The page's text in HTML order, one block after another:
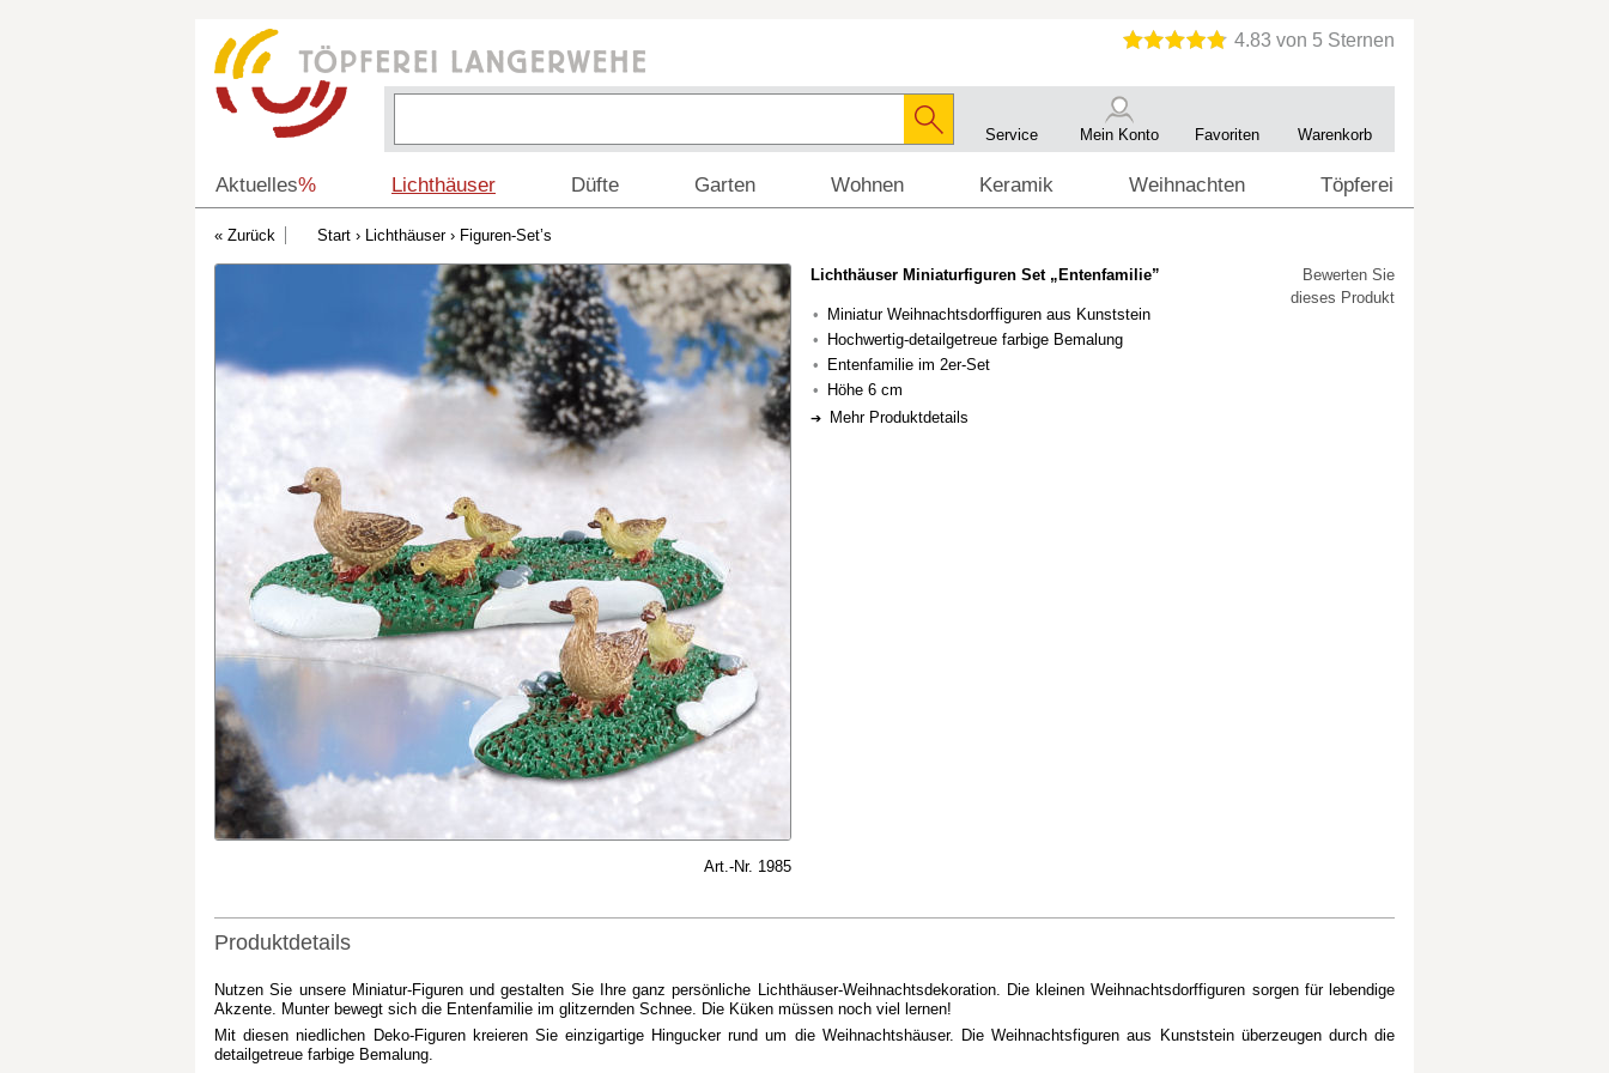
Service Mein Konto Favoriten Warenkorb
Aktuelles% Lichthäuser Düfte Garten Wohnen Keramik Weihnachten Töpferei
Start › Lichthäuser› Figuren-Set’s
Art.-Nr. 1985
Lichthäuser Miniaturfiguren Set „Entenfamilie”
Miniatur Weihnachtsdorffiguren aus Kunststein
Hochwertig-detailgetreue farbige Bemalung
Entenfamilie im 2er-Set
Höhe 6 cm
Mehr Produktdetails
Bewerten Sie
dieses Produkt
Produktdetails
Nutzen Sie unsere Miniatur-Figuren und gestalten Sie Ihre ganz persönliche Lichthäuser-Weihnachtsdekoration. Die kleinen Weihnachtsdorffiguren sorgen für lebendige
Akzente. Munter bewegt sich die Entenfamilie im glitzernden Schnee. Die Küken müssen noch viel lernen!
Mit diesen niedlichen Deko-Figuren kreieren Sie einzigartige Hingucker rund um die Weihnachtshäuser. Die Weihnachtsfiguren aus Kunststein überzeugen durch die
detailgetreue farbige Bemalung.